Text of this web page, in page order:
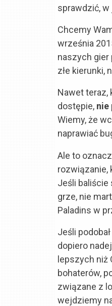
sprawdzić,
Chcemy
września
naszych gier
złe kierunki,
Nawet teraz,
dostępie, nie
Wiemy, że
naprawiać
Ale to
rozwiązanie,
Jeśli baliście
grze, nie
Paladins w
Jeśli
dopiero
lepszych niż
bohaterów,
związane z
wejdziemy